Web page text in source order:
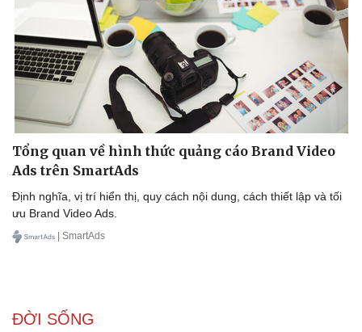
Sản phụ khoa
Nhi khoa
Nam khoa
Làm đẹp - giảm cân
Phòng mạch online
Ăn sạch sống khỏe
Blog
Tình yêu - Gia đình
Tổng quan về hình thức quảng cáo Brand Video
Ads trên SmartAds
Định nghĩa, vị trí hiển thị, quy cách nội dung, cách thiết lập và tối
ưu Brand Video Ads.
| SmartAds
ĐỜI SỐNG